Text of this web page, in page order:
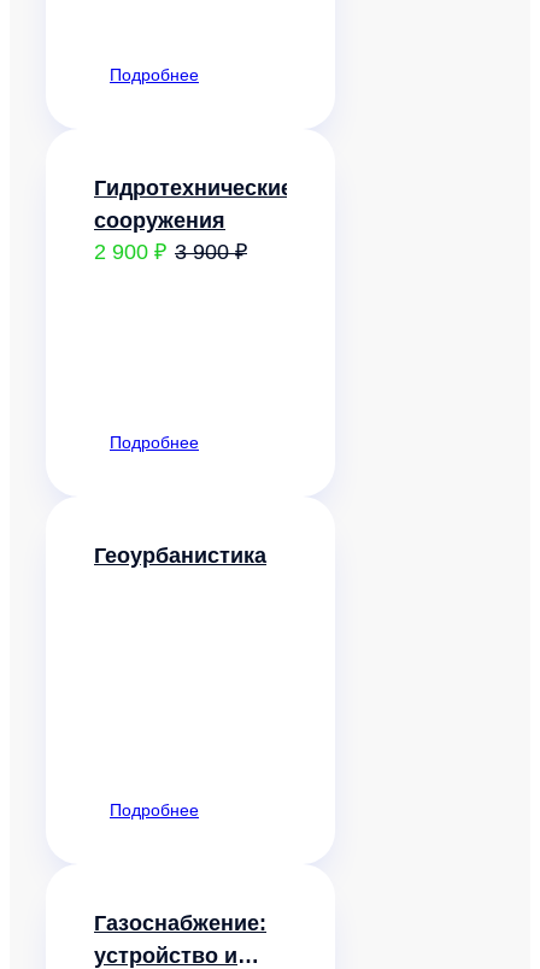
Подробнее
Гидротехнические
сооружения
2 900 ₽ 3 900 ₽
Подробнее
Геоурбанистика
Подробнее
Газоснабжение:
устройство и